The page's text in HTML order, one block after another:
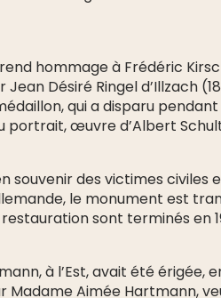
hommage à Frédéric
Désiré Ringel d’Illzach
qui a disparu
œuvre d’Albert
souvenir des victimes civiles
le monument est
sont terminés en
à l’Est, avait été érigée,
Aimée Hartmann,